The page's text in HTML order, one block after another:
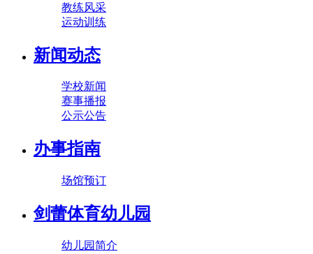
教练风采
运动训练
新闻动态
学校新闻
赛事播报
公示公告
办事指南
场馆预订
剑蕾体育幼儿园
幼儿园简介